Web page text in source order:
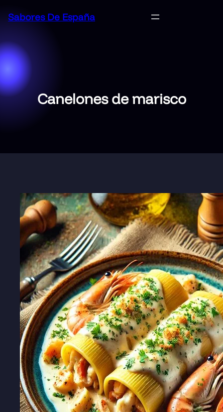
Sabores De España
Canelones de marisco